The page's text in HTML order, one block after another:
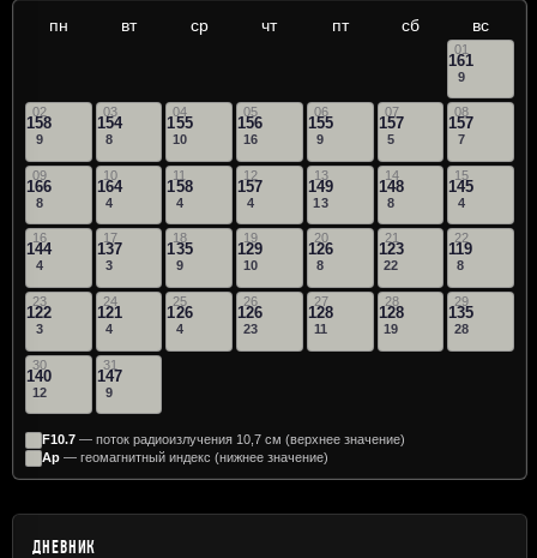
пн вт ср чт пт сб вс
01
161
9
02
158
9
03
154
8
04
155
10
05
156
16
06
155
9
07
157
5
08
157
7
09
166
8
10
164
4
11
158
4
12
157
4
13
149
13
14
148
8
15
145
4
16
144
4
17
137
3
18
135
9
19
129
10
20
126
8
21
123
22
22
119
8
23
122
3
24
121
4
25
126
4
26
126
23
27
128
11
28
128
19
29
135
28
30
140
12
31
147
9
F10.7 — поток радиоизлучения 10,7 см (верхнее значение)
Ap — геомагнитный индекс (нижнее значение)
ДНЕВНИК